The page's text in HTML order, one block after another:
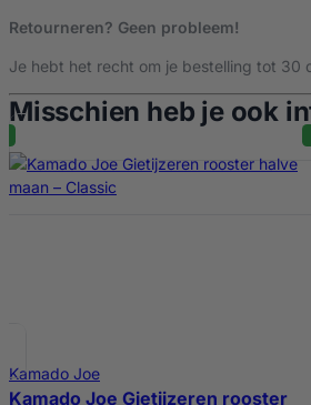
Retourneren? Geen probleem!
Je hebt het recht om je bestelling tot
Misschien heb je ook
Kamado Joe
Kamado Joe Gietijzeren rooster